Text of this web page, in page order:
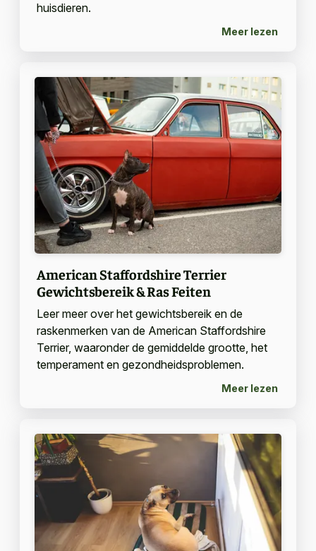
huisdieren.
Meer lezen
American Staffordshire Terrier
Gewichtsbereik & Ras Feiten
Leer meer over het gewichtsbereik en de
raskenmerken van de American Staffordshire
Terrier, waaronder de gemiddelde grootte, het
temperament en gezondheidsproblemen.
Meer lezen